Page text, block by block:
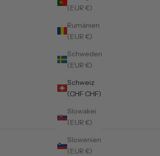
(EUR €)
Rumänien
(EUR €)
Schweden
(EUR €)
Schweiz
(CHF CHF)
Slowakei
(EUR €)
Slowenien
(EUR €)